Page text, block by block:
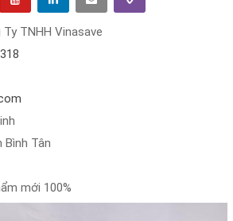
Ty TNHH Vinasave
Bình Tân
mới 100%